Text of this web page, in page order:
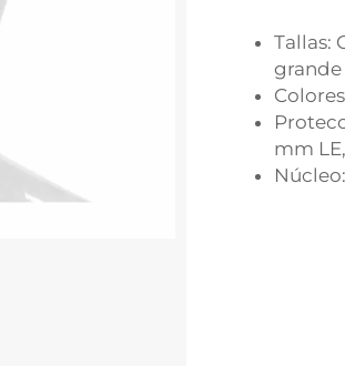
Tallas:
grande
mm